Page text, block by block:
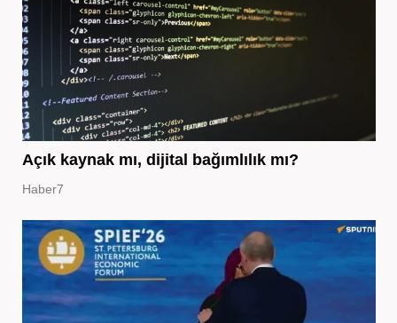
Açık kaynak mı, dijital bağımlılık mı?
Haber7